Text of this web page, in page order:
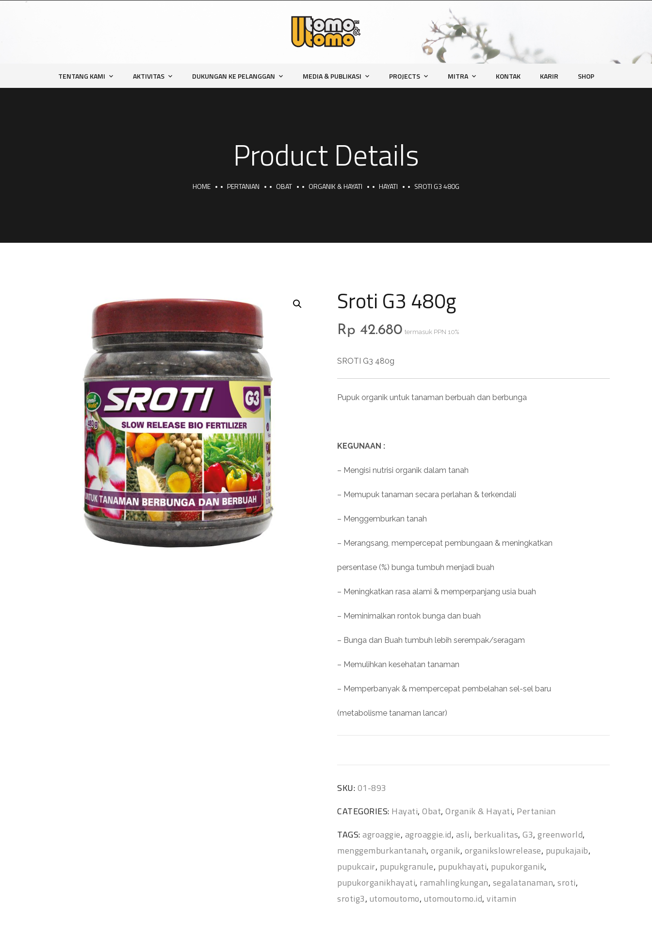
TENTANG KAMI AKTIVITAS DUKUNGAN KE PELANGGAN MEDIA & PUBLIKASI PROJECTS MITRA KONTAK KARIR SHOP
Product Details
HOME PERTANIAN OBAT ORGANIK & HAYATI HAYATI SROTI G3 480G
Sroti G3 480g
Rp 42.680 termasuk PPN 10%
SROTI G3 480g
Pupuk organik untuk tanaman berbuah dan berbunga
KEGUNAAN :
– Mengisi nutrisi organik dalam tanah
– Memupuk tanaman secara perlahan & terkendali
– Menggemburkan tanah
– Merangsang, mempercepat pembungaan & meningkatkan
persentase (%) bunga tumbuh menjadi buah
– Meningkatkan rasa alami & memperpanjang usia buah
– Meminimalkan rontok bunga dan buah
– Bunga dan Buah tumbuh lebih serempak/seragam
– Memulihkan kesehatan tanaman
– Memperbanyak & mempercepat pembelahan sel-sel baru
(metabolisme tanaman lancar)
SKU:01-893
CATEGORIES: Hayati,Obat,Organik & Hayati, Pertanian
TAGS:agroaggie, agroaggie.id, asli, berkualitas,G3,greenworld,
menggemburkantanah,organik, organikslowrelease, pupukajaib,
pupukcair, pupukgranule, pupukhayati, pupukorganik,
pupukorganikhayati, ramahlingkungan, segalatanaman,sroti,
srotig3, utomoutomo, utomoutomo.id,vitamin